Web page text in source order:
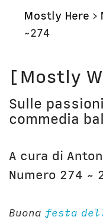
Mostly Here >
~274
Mostly
Mostly Friends
Mostly Weekly
Il Posto di Antonio
Libri
Il Culto della Mela
[Mostly
Sulle
commedia
A cura di
Numero 274 ~
Buonafesta